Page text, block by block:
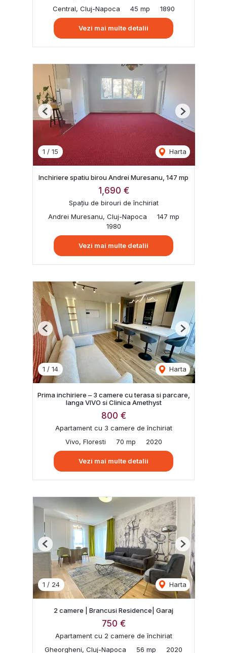
Central, Cluj-Napoca
45 mp 1890
Vezi mai multe detalii
1 / 15 Harta
Previous Next
Inchiriere spatiu birou Andrei Muresanu, 147 mp
1,690 €
Spațiu de birouri de închiriat
Andrei Muresanu, Cluj-Napoca
147 mp
1980
Vezi mai multe detalii
1 / 14 Harta
Previous Next
Prima inchiriere – 3 camere cu terasa si parcare,
langa VIVO si Clinica Amethyst
800 €
Apartament cu 3 camere de închiriat
Vivo, Floresti
70 mp 2020
Vezi mai multe detalii
1 / 24 Harta
Previous Next
2 camere | Brancusi Residence| Garaj
750 €
Apartament cu 2 camere de închiriat
Gheorgheni, Cluj-Napoca
56 mp 2020